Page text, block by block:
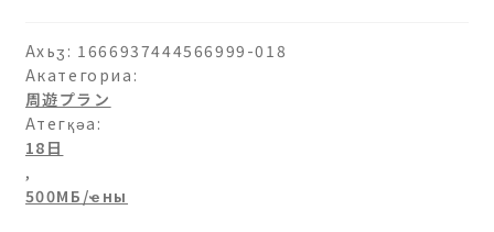
Ахьӡ: 1666937444566999-018
Акатегориа:
周遊プラン
Атегқәа:
18日
,
500МБ/ҽны